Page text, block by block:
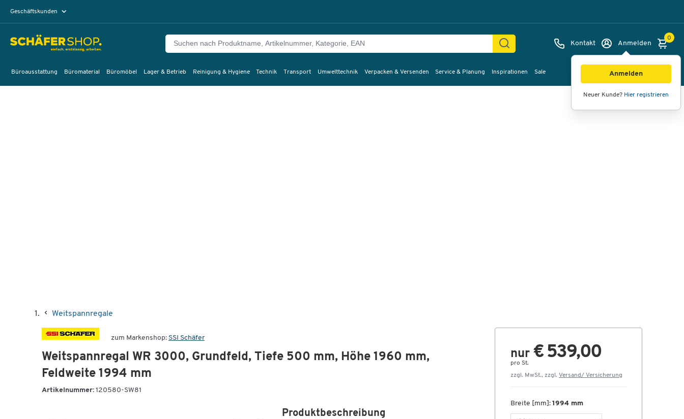
Geschäftskunden
Kontakt Anmelden
Anmelden
Neuer Kunde? Hier registrieren
0
Büroausstattung Büromaterial Büromöbel Lager & Betrieb Reinigung & Hygiene Technik Transport Umwelttechnik Verpacken & Versenden Service & Planung Inspirationen Sale
Weitspannregale
zum Markenshop: SSI Schäfer
Weitspannregal WR 3000, Grundfeld, Tiefe 500 mm, Höhe 1960 mm,
Feldweite 1994 mm
Artikelnummer: 120580-SW81
Produktbeschreibung
nur € 539,00
pro St.
zzgl. MwSt., zzgl. Versand/ Versicherung
Breite [mm]: 1994 mm
Bilder Videos 360°-Ansicht